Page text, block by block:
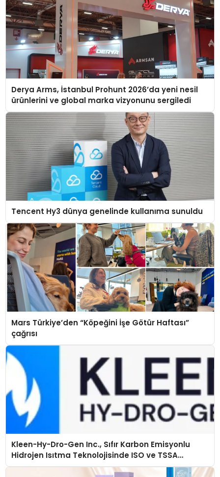
Derya Arms, İstanbul Prohunt 2026’da yeni nesil
ürünlerini ve global marka vizyonunu sergiledi
Tencent Hy3 dünya genelinde kullanıma sunuldu
Mars Türkiye’den “Köpeğini İşe Götür Haftası”
çağrısı
Kleen-Hy-Dro-Gen Inc., Sıfır Karbon Emisyonlu
Hidrojen Isıtma Teknolojisinde ISO ve TSSA
Düzenleyici Onaylarını Aldı